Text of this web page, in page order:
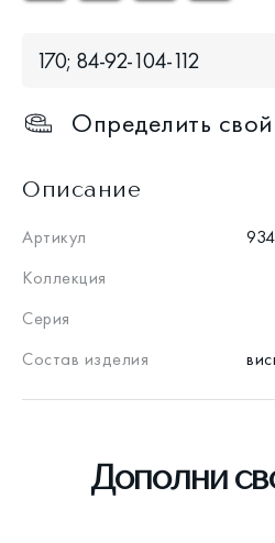
170; 84-92-104-112
Определить
Описание
Артикул
Коллекция
Серия
Состав изделия
Дополни